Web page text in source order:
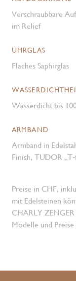
Verschraubbare
im Relief
UHRGLAS
Flaches Saphirglas
Wasserdicht bis
ARMBAND
Armband in
Finish, TUDOR
Preise in CHF,
mit Edelsteinen
CHARLY
Modelle und